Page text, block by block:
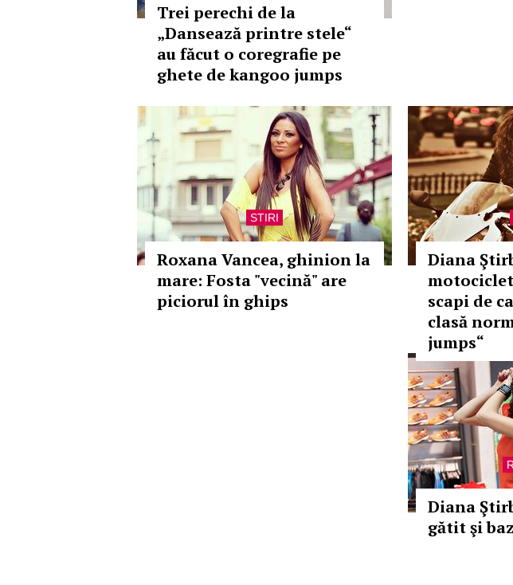
Trei perechi de la
„Dansează printre stele“
au făcut o coregrafie pe
ghete de kangoo jumps
STIRI
Roxana Vancea, ghinion la
mare: Fosta "vecină" are
piciorul în ghips
Diana
scapi de
clasă
jumps“
Diana
gătit şi